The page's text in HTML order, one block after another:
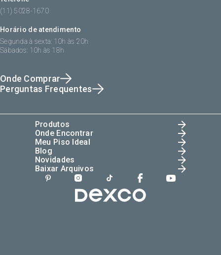
(11) 5028-1670
Horário de atendimento
Segunda à sexta: 10h às 20h
Sábados: 10h às 18h
Onde Comprar
Perguntas Frequentes
Produtos
Onde Encontrar
Meu Piso Ideal
Blog
Novidades
Baixar Arquivos